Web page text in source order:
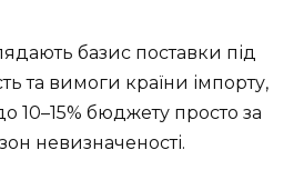
базис поставки під
та вимоги країни імпорту,
10–15% бюджету просто за
невизначеності.